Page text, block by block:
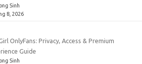
Sinh
8, 2026
OnlyFans: Privacy, Access & Premium
Guide
Sinh